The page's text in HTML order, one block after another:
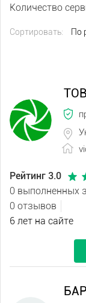
Количество
Сортировать: По
Рейтинг 3.0
0 выполненных
0 отзывов
6 лет на сайте